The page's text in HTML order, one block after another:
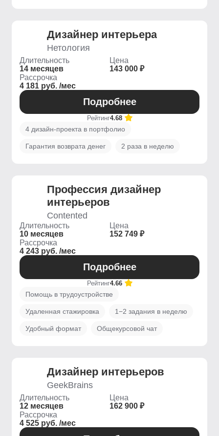
Дизайнер интерьера
Нетология
Длительность
14 месяцев
Цена
143 000 ₽
Рассрочка
4 181 руб. /мес
Подробнее
Рейтинг4.68
4 дизайн-проекта в портфолио
Гарантия возврата денег 2 раза в неделю
Профессия дизайнер
интерьеров
Contented
Длительность
10 месяцев
Цена
152 749 ₽
Рассрочка
4 243 руб. /мес
Подробнее
Рейтинг4.66
Помощь в трудоустройстве
Удаленная стажировка 1−2 задания в неделю
Удобный формат Общекурсовой чат
Дизайнер интерьеров
GeekBrains
Длительность
12 месяцев
Цена
162 900 ₽
Рассрочка
4 525 руб. /мес